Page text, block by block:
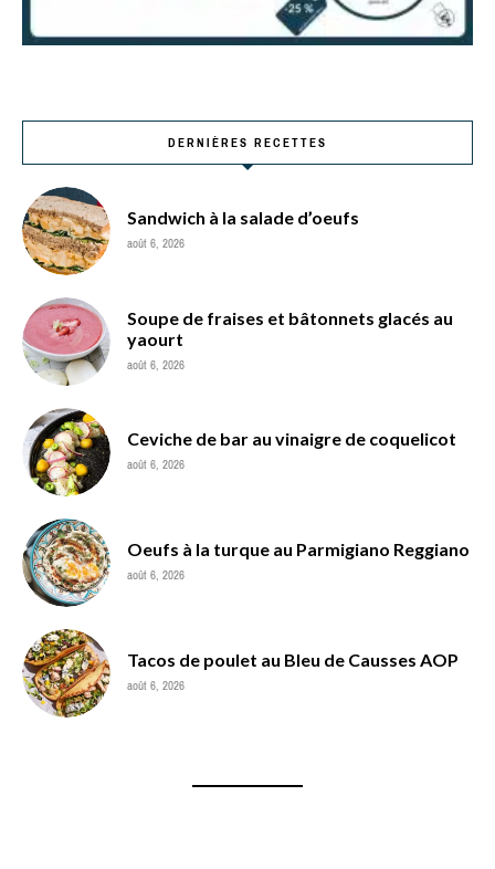
DERNIÈRES RECETTES
Sandwich à la salade d’oeufs
août 6, 2026
Soupe de fraises et bâtonnets glacés au
yaourt
août 6, 2026
Ceviche de bar au vinaigre de coquelicot
août 6, 2026
Oeufs à la turque au Parmigiano Reggiano
août 6, 2026
Tacos de poulet au Bleu de Causses AOP
août 6, 2026